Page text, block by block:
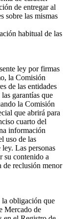
de entregar al
sobre las mismas
habitual de las
ley por firmas
la Comisión
de las entidades
garantías que
la Comisión
que abrirá para
cuarto del
información
uso de las
Las personas
su contenido a
de reclusión menor
la obligación que
Mercado de